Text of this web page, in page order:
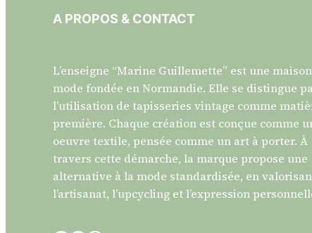
A PROPOS & CONTACT
L’enseigne “Marine Guillemette” est une
mode fondée en Normandie. Elle se distingue
l’utilisation de tapisseries vintage comme
première. Chaque création est conçue comme
oeuvre textile, pensée comme un art à porter. À
travers cette démarche, la marque propose une
alternative à la mode standardisée, en
l’artisanat, l’upcycling et l’expression